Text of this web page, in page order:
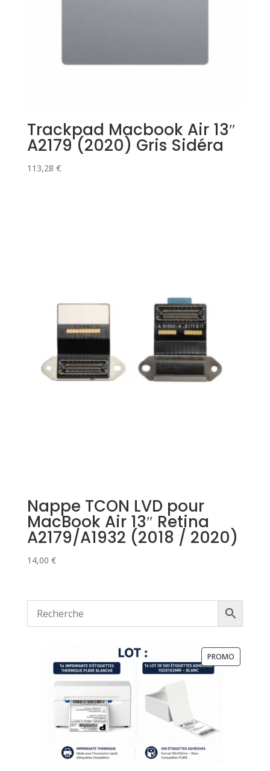
Trackpad Macbook Air 13″
A2179 (2020) Gris Sidéra
113,28 €
Nappe TCON LVD pour
MacBook Air 13″ Retina
A2179/A1932 (2018 / 2020)
14,00 €
PROMO